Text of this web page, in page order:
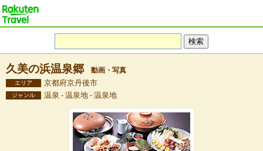
久美の浜温泉郷 動画・写真
エリア 京都府京丹後市
ジャンル 温泉 - 温泉地 - 温泉地